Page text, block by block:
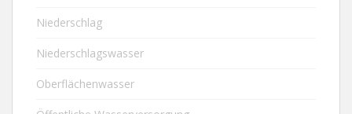
Niederschlag
Niederschlagswasser
Oberflächenwasser